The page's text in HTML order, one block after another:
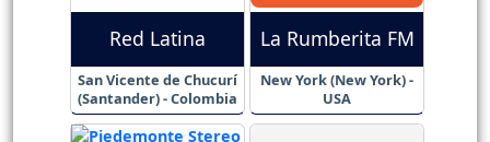
Red Latina
San Vicente de Chucurí
(Santander) - Colombia
La Rumberita FM
New York (New York) -
USA